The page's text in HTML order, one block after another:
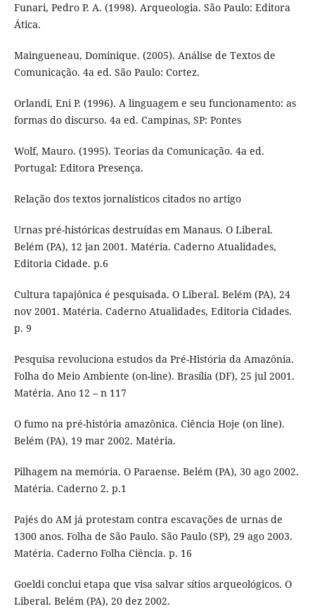
Funari, Pedro P. A. (1998). Arqueologia. São Paulo: Editora
Ática.
Maingueneau, Dominique. (2005). Análise de Textos de
Comunicação. 4a ed. São Paulo: Cortez.
Orlandi, Eni P. (1996). A linguagem e seu funcionamento: as
formas do discurso. 4a ed. Campinas, SP: Pontes
Wolf, Mauro. (1995). Teorias da Comunicação. 4a ed.
Portugal: Editora Presença.
Relação dos textos jornalísticos citados no artigo
Urnas pré-históricas destruídas em Manaus. O Liberal.
Belém (PA), 12 jan 2001. Matéria. Caderno Atualidades,
Editoria Cidade. p.6
Cultura tapajônica é pesquisada. O Liberal. Belém (PA), 24
nov 2001. Matéria. Caderno Atualidades, Editoria Cidades.
p. 9
Pesquisa revoluciona estudos da Pré-História da Amazônia.
Folha do Meio Ambiente (on-line). Brasília (DF), 25 jul 2001.
Matéria. Ano 12 – n 117
O fumo na pré-história amazônica. Ciência Hoje (on line).
Belém (PA), 19 mar 2002. Matéria.
Pilhagem na memória. O Paraense. Belém (PA), 30 ago 2002.
Matéria. Caderno 2. p.1
Pajés do AM já protestam contra escavações de urnas de
1300 anos. Folha de São Paulo. São Paulo (SP), 29 ago 2003.
Matéria. Caderno Folha Ciência. p. 16
Goeldi conclui etapa que visa salvar sítios arqueológicos. O
Liberal. Belém (PA), 20 dez 2002.